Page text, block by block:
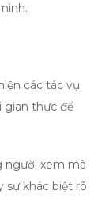
các tác vụ
gian thực để
người xem mà
sự khác biệt rõ